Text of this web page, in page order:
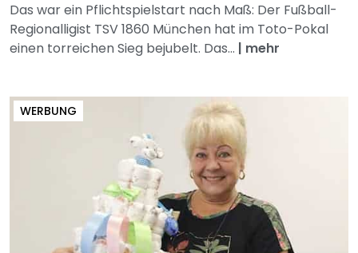
Das war ein Pflichtspielstart nach Maß: Der Fußball-
Regionalligist TSV 1860 München hat im Toto-Pokal
einen torreichen Sieg bejubelt. Das... | mehr
WERBUNG